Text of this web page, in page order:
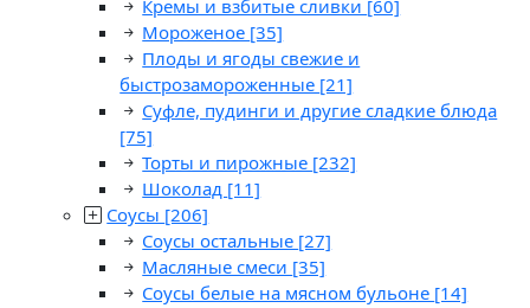
Кремы и взбитые сливки [60]
Мороженое [35]
Плоды и ягоды свежие и
быстрозамороженные [21]
Суфле, пудинги и другие сладкие блюда
[75]
Торты и пирожные [232]
Шоколад [11]
Соусы [206]
Соусы остальные [27]
Масляные смеси [35]
Соусы белые на мясном бульоне [14]